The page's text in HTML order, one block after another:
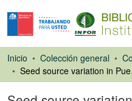
Inicio Colección general
Seed